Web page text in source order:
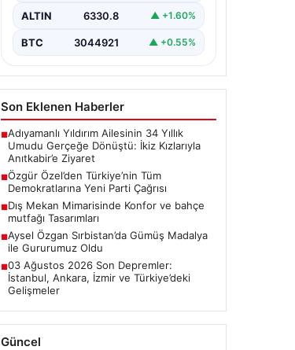
…
ALTIN 6330.8 ▲ +1.60%
BTC 3044921 ▲ +0.55%
Son Eklenen Haberler
■Adıyamanlı Yıldırım Ailesinin 34 Yıllık
Umudu Gerçeğe Dönüştü: İkiz Kızlarıyla
Anıtkabir’e Ziyaret
■Özgür Özel’den Türkiye’nin Tüm
Demokratlarına Yeni Parti Çağrısı
■Dış Mekan Mimarisinde Konfor ve bahçe
mutfağı Tasarımları
■Aysel Özgan Sırbistan’da Gümüş Madalya
ile Gururumuz Oldu
■03 Ağustos 2026 Son Depremler:
İstanbul, Ankara, İzmir ve Türkiye’deki
Gelişmeler
Güncel